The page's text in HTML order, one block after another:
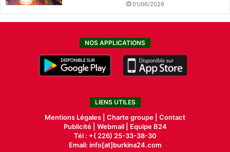
01/06/2026
NOS APPLICATIONS
LIENS UTILES
Mentions Légales | Charte groupe | Contact
Publicité| Webmail |
Equipe B24
Tél : +( 226) 25-33-38-30
Email: info[at]burkina24.com